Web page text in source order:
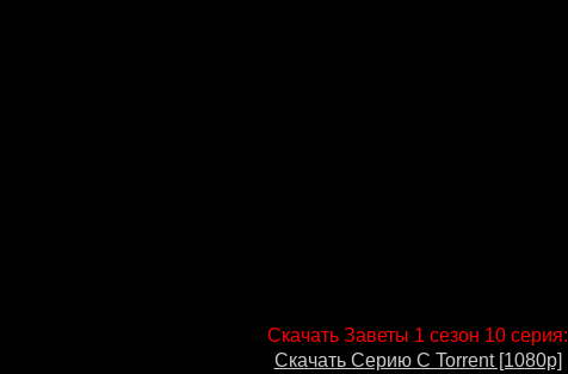
Скачать Заветы 1 сезон 10 серия:
Скачать Серию С Torrent [1080p]